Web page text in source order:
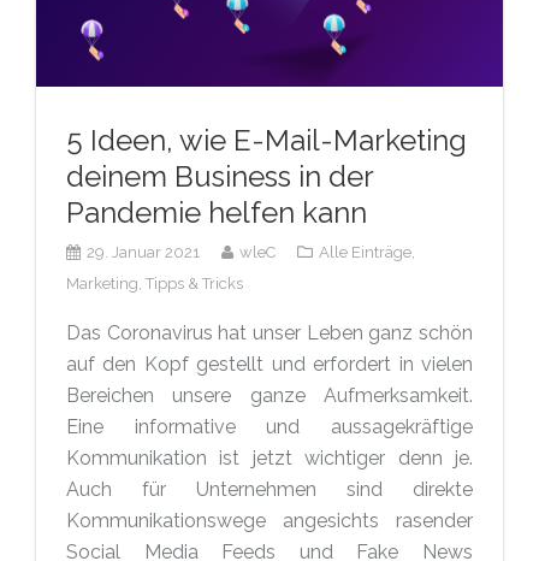
5 Ideen, wie E-Mail-Marketing
deinem Business in der
Pandemie helfen kann
29. Januar 2021 wleC
Alle Einträge,
Marketing, Tipps & Tricks
Das Coronavirus hat unser Leben ganz schön
auf den Kopf gestellt und erfordert in vielen
Bereichen unsere ganze Aufmerksamkeit.
Eine informative und aussagekräftige
Kommunikation ist jetzt wichtiger denn je.
Auch für Unternehmen sind direkte
Kommunikationswege angesichts rasender
Social Media Feeds und Fake News